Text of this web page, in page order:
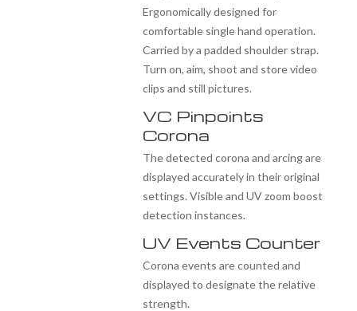
Ergonomically designed for
comfortable single hand operation.
Carried by a padded shoulder strap.
Turn on, aim, shoot and store video
clips and still pictures.
VC Pinpoints
Corona
The detected corona and arcing are
displayed accurately in their original
settings. Visible and UV zoom boost
detection instances.
UV Events Counter
Corona events are counted and
displayed to designate the relative
strength.